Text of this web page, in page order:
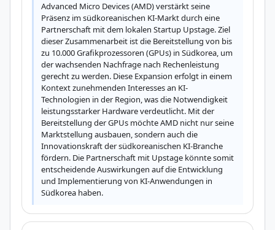
Advanced Micro Devices (AMD) verstärkt seine
Präsenz im südkoreanischen KI-Markt durch eine
Partnerschaft mit dem lokalen Startup Upstage. Ziel
dieser Zusammenarbeit ist die Bereitstellung von bis
zu 10.000 Grafikprozessoren (GPUs) in Südkorea, um
der wachsenden Nachfrage nach Rechenleistung
gerecht zu werden. Diese Expansion erfolgt in einem
Kontext zunehmenden Interesses an KI-
Technologien in der Region, was die Notwendigkeit
leistungsstarker Hardware verdeutlicht. Mit der
Bereitstellung der GPUs möchte AMD nicht nur seine
Marktstellung ausbauen, sondern auch die
Innovationskraft der südkoreanischen KI-Branche
fördern. Die Partnerschaft mit Upstage könnte somit
entscheidende Auswirkungen auf die Entwicklung
und Implementierung von KI-Anwendungen in
Südkorea haben.